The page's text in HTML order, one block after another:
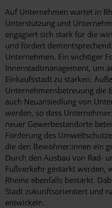
Auf Unternehmen wartet in
Unterstützung und
engagiert sich stark für die
und fördert
Unternehmen. Ein wichtiger
Innenstadtmanagement, um
Einkaufsstadt zu stärken.
Unternehmensbetreuung die
auch Neuansiedlung von
werden, so dass
neuer Gewerbestandorte
Förderung des
die den Bewohner:innen ein
Durch den Ausbau von Rad-
Fußverkehr gestärkt werden,
Rheine ebenfalls bestärkt.
Stadt zukunftsorientiert und
entwickeln.